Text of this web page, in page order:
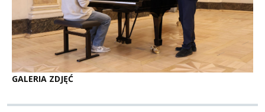
GALERIA ZDJĘĆ